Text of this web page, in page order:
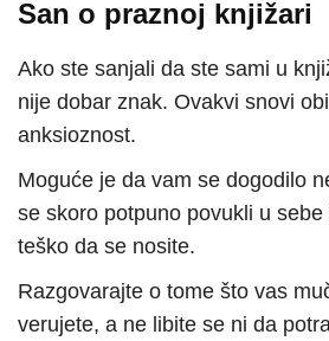
San o praznoj knjižari
Ako ste sanjali da ste sami u
nije dobar znak. Ovakvi snovi
anksioznost.
Moguće je da vam se dogodilo
se skoro potpuno povukli u
teško da se nosite.
Razgovarajte o tome što vas
verujete, a ne libite se ni da